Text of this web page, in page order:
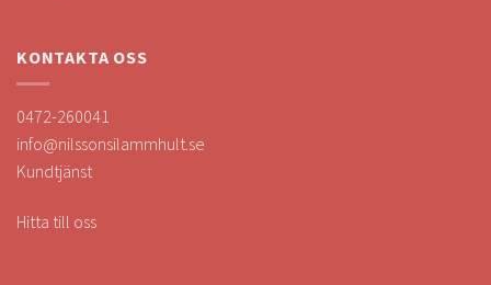
KONTAKTA OSS
0472-260041
info@nilssonsilammhult.se
Kundtjänst
Hitta till oss